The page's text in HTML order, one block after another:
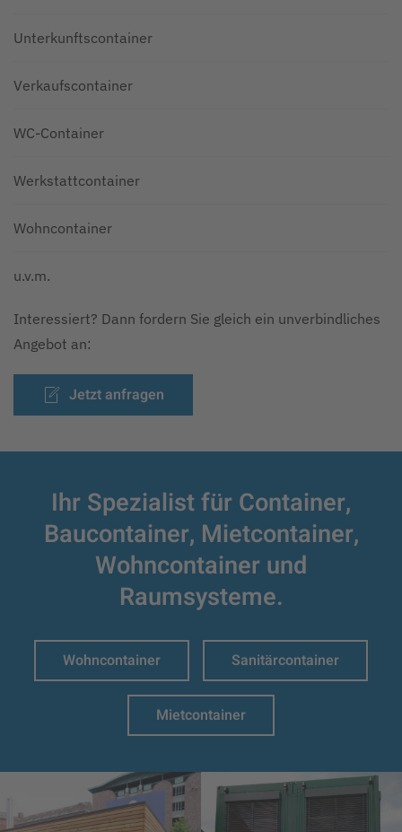
Unterkunftscontainer
Verkaufscontainer
WC-Container
Werkstattcontainer
Wohncontainer
u.v.m.
Interessiert? Dann fordern Sie gleich ein unverbindliches
Angebot an:
Jetzt anfragen
Ihr Spezialist für Container,
Baucontainer, Mietcontainer,
Wohncontainer und
Raumsysteme.
Wohncontainer Sanitärcontainer
Mietcontainer